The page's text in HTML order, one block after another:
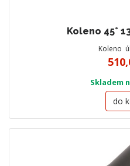
Koleno 45°
Koleno
Skladem
do